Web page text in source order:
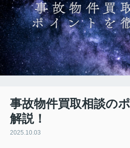
事故物件買取相談の
解説！
2025.10.03